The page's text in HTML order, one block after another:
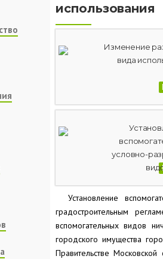
использования
Изменение
вида
условно-
Установление
градостроительным
вспомогательных видов
городского имущества
Правительстве